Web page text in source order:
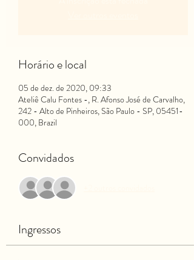
Horário e local
05 de dez. de 2020, 09:33
Ateliê Calu Fontes -, R. Afonso José de Carvalho,
242 - Alto de Pinheiros, São Paulo - SP, 05451-
000, Brazil
Convidados
Ingressos